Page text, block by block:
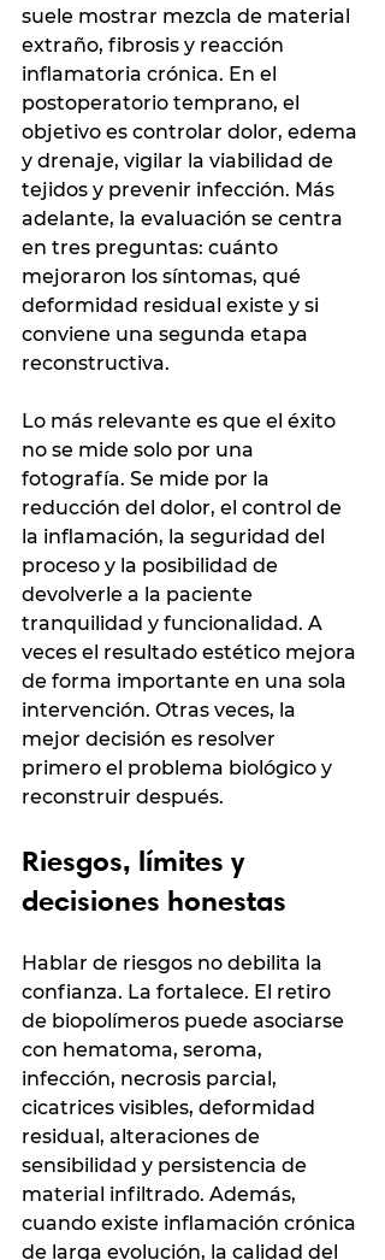
suele mostrar mezcla de material
extraño, fibrosis y reacción
inflamatoria crónica. En el
postoperatorio temprano, el
objetivo es controlar dolor, edema
y drenaje, vigilar la viabilidad de
tejidos y prevenir infección. Más
adelante, la evaluación se centra
en tres preguntas: cuánto
mejoraron los síntomas, qué
deformidad residual existe y si
conviene una segunda etapa
reconstructiva.
Lo más relevante es que el éxito
no se mide solo por una
fotografía. Se mide por la
reducción del dolor, el control de
la inflamación, la seguridad del
proceso y la posibilidad de
devolverle a la paciente
tranquilidad y funcionalidad. A
veces el resultado estético mejora
de forma importante en una sola
intervención. Otras veces, la
mejor decisión es resolver
primero el problema biológico y
reconstruir después.
Riesgos, límites y
decisiones honestas
Hablar de riesgos no debilita la
confianza. La fortalece. El retiro
de biopolímeros puede asociarse
con hematoma, seroma,
infección, necrosis parcial,
cicatrices visibles, deformidad
residual, alteraciones de
sensibilidad y persistencia de
material infiltrado. Además,
cuando existe inflamación crónica
de larga evolución, la calidad del